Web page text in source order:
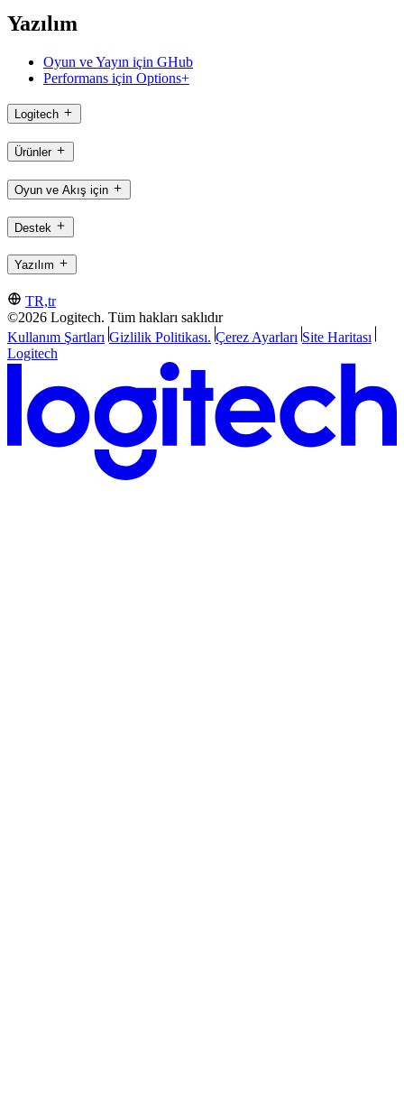
Yazılım
Oyun ve Yayın için GHub
Performans için Options+
Logitech
Ürünler
Oyun ve Akış için
Destek
Yazılım
TR,tr
©2026 Logitech. Tüm hakları saklıdır
Kullanım Şartları Gizlilik Politikası. Çerez Ayarları Site Haritası
Logitech